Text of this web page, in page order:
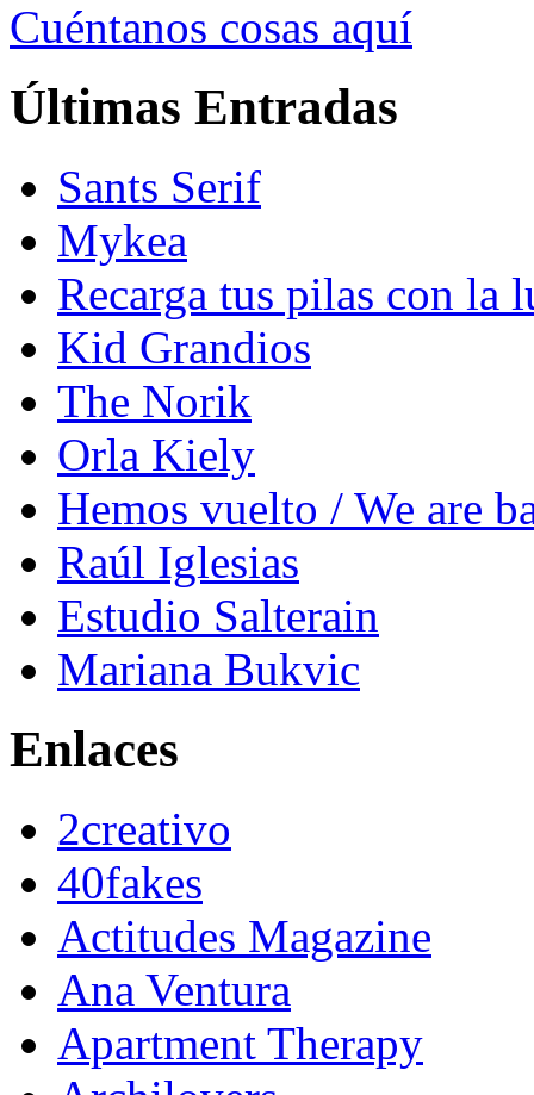
Cuéntanos cosas aquí
Últimas Entradas
Sants Serif
Mykea
Recarga tus pilas con la
Kid Grandios
The Norik
Orla Kiely
Hemos vuelto / We are
Raúl Iglesias
Estudio Salterain
Mariana Bukvic
Enlaces
2creativo
40fakes
Actitudes Magazine
Ana Ventura
Apartment Therapy